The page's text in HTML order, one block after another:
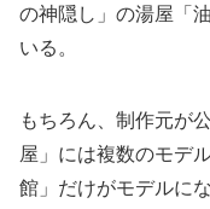
の神隠し」の湯屋「
いる。
もちろん、制作元が
屋」には複数のモデ
館」だけがモデルに